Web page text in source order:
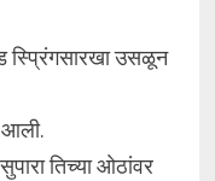
स्प्रिंगसारखा उसळून
तिच्या ओठांवर